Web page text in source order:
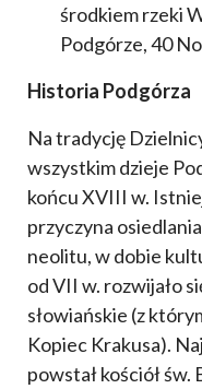
środkiem rzeki
Podgórze, 40
Historia Podgórza
Na tradycję
wszystkim dzieje
końcu XVIII w.
przyczyna
neolitu, w dobie
od VII w. rozwijało
słowiańskie (z
Kopiec Krakusa).
powstał kościół